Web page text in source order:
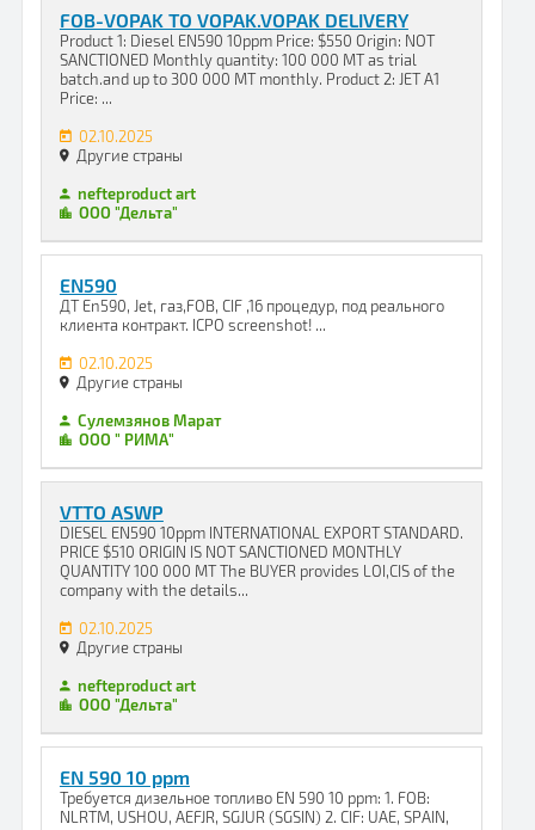
FOB-VOPAK TO VOPAK.VOPAK DELIVERY
Product 1: Diesel EN590 10ppm Price: $550 Origin: NOT
SANCTIONED Monthly quantity: 100 000 MT as trial
batch.and up to 300 000 MT monthly. Product 2: JET A1
Price: ...
02.10.2025
Другие страны
nefteproduct art
ООО "Дельта"
EN590
ДТ En590, Jet, газ,FOB, CIF ,16 процедур, под реального
клиента контракт. ICPO screenshot! ...
02.10.2025
Другие страны
Сулемзянов Марат
ООО " РИМА"
VTTO ASWP
DIESEL EN590 10ppm INTERNATIONAL EXPORT STANDARD.
PRICE $510 ORIGIN IS NOT SANCTIONED MONTHLY
QUANTITY 100 000 MT The BUYER provides LOI,CIS of the
company with the details...
02.10.2025
Другие страны
nefteproduct art
ООО "Дельта"
EN 590 10 ppm
Требуется дизельное топливо EN 590 10 ppm: 1. FOB:
NLRTM, USHOU, AEFJR, SGJUR (SGSIN) 2. CIF: UAE, SPAIN,